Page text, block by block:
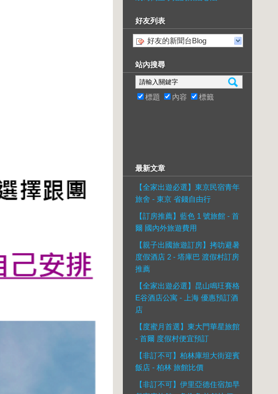
好友列表
好友的新聞台Blog
站內搜尋
標題 內容 標籤
最新文章
【全家出遊必選】東京民宿青年
旅舍 - 東京 省錢自由行
【訂房推薦】藍色 1 號旅館 - 首
爾 國內外旅遊費用
【親子出國旅遊訂房】拷叻避暑
度假酒店 2 - 塔庫巴 渡假村訂房
推薦
【全家出遊必選】昆山鳴玨賽格
E谷酒店公寓 - 上海 優惠預訂酒
店
【度蜜月首選】東大門華星旅館
- 首爾 度假村便宜預訂
【非訂不可】柏林庫坦大街迎賓
飯店 - 柏林 旅館比價
【非訂不可】伊里亞德住宿加早